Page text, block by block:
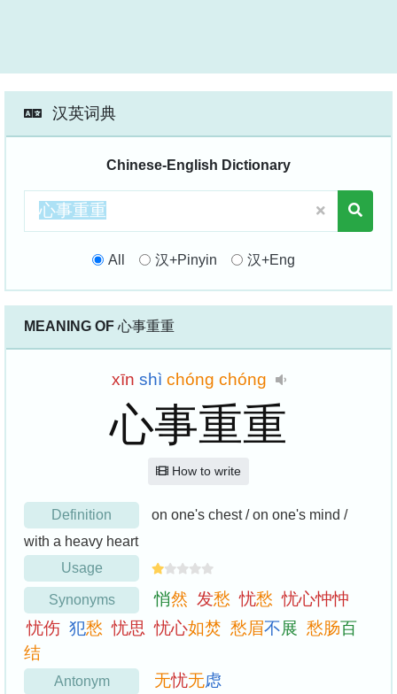
汉英词典
Chinese-English Dictionary
All 汉+Pinyin 汉+Eng
MEANING OF 心事重重
xīn shì chóng chóng
心事重重
How to write
Definition
on one's chest / on one's mind /
with a heavy heart
Usage
Synonyms 悄然 发愁 忧愁 忧心忡忡
忧伤 犯愁 忧思 忧心如焚 愁眉不展 愁肠百
结
Antonym 无忧无虑